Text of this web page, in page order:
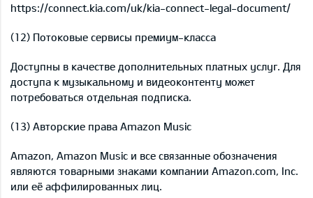
https://connect.kia.com/uk/kia-connect-legal-document/
(12) Потоковые сервисы премиум-класса
Доступны в качестве дополнительных платных услуг. Для
доступа к музыкальному и видеоконтенту может
потребоваться отдельная подписка.
(13) Авторские права Amazon Music
Amazon, Amazon Music и все связанные обозначения
являются товарными знаками компании Amazon.com, Inc.
или её аффилированных лиц.